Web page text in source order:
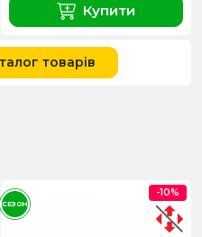
Купити
товарів
-10%
СЕЗОН